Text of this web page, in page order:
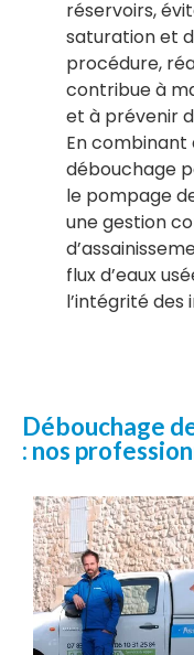
réservoirs,
saturation et
procédure,
contribue à
et à prévenir
En combinant
débouchage
le pompage
une gestion
flux d’eaux
l’intégrité
Débouchage
: nos